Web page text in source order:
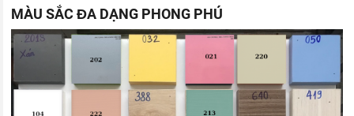
MÀU SẮC ĐA DẠNG PHONG PHÚ